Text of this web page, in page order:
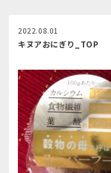
2022.08.01
キヌアおにぎり_TOP